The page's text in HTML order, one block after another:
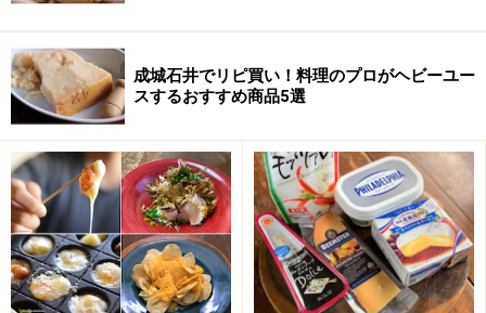
それと前述した2つの川が運搬ルートとなり、パリに容
易に輸送できるようになったからです。故に、その美味
と美しい姿はパリの食通に好まれフランス中に広まり、
今や世界に認められるチーズとなりました。チーズを食
べ尽くしたフランス人が、人生最後のチーズに選ぶのは
「ブリー・ド・モー」と言われています。 味も香りも姿
かたちも、「チーズの王様」と呼ばれるのにふさわしい
チーズです。
成城石井でリピ買い！料理のプロがヘビーユー
スするおすすめ商品5選